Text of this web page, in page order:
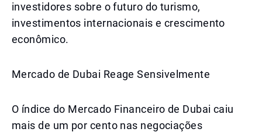
investidores sobre o futuro do turismo,
investimentos internacionais e crescimento
econômico.
Mercado de Dubai Reage Sensivelmente
O índice do Mercado Financeiro de Dubai caiu
mais de um por cento nas negociações